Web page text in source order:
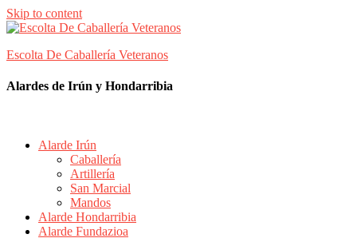
Skip to content
Escolta De Caballería Veteranos
Alardes de Irún y Hondarribia
Alarde Irún
Caballería
Artillería
San Marcial
Mandos
Alarde Hondarribia
Alarde Fundazioa